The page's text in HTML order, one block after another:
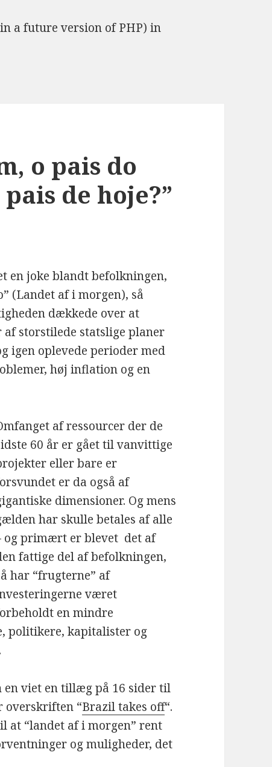
a future version of PHP) in
o pais do
de hoje?”
en joke blandt befolkningen,
(Landet af i morgen), så
dækkede over at
storstilede statslige planer
igen oplevede perioder med
høj inflation og en
af ressourcer der de
60 år er gået til vanvittige
eller bare er
er da også af
dimensioner. Og mens
har skulle betales af alle
og primært er blevet det af
fattige del af befolkningen,
har “frugterne” af
været
en mindre
politikere, kapitalister og
en viet en tillæg på 16 sider til
overskriften “Brazil takes off“.
at “landet af i morgen” rent
og muligheder, det